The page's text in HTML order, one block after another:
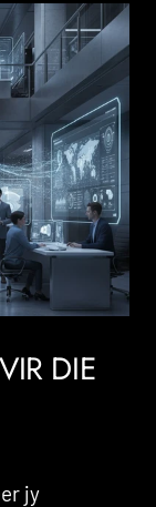
DIE
jy